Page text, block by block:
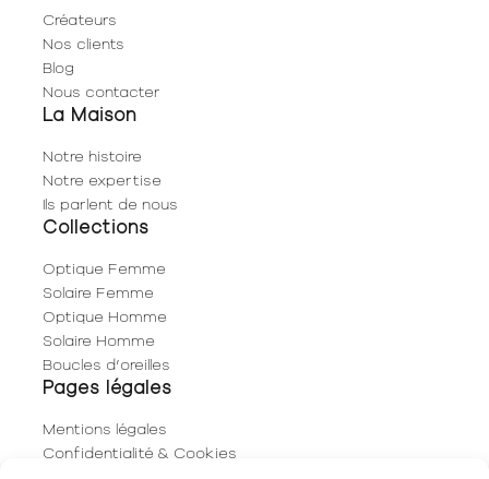
Créateurs
Nos clients
Blog
Nous contacter
La Maison
Notre histoire
Notre expertise
Ils parlent de nous
Collections
Optique Femme
Solaire Femme
Optique Homme
Solaire Homme
Boucles d’oreilles
Pages légales
Mentions légales
Confidentialité & Cookies